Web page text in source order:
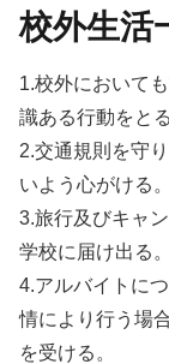
校外生活
1.校外において
識ある行動をとる
2.交通規則を守
いよう心がける。
3.旅行及びキャ
学校に届け出る。
4.アルバイトに
情により行う場
を受ける。